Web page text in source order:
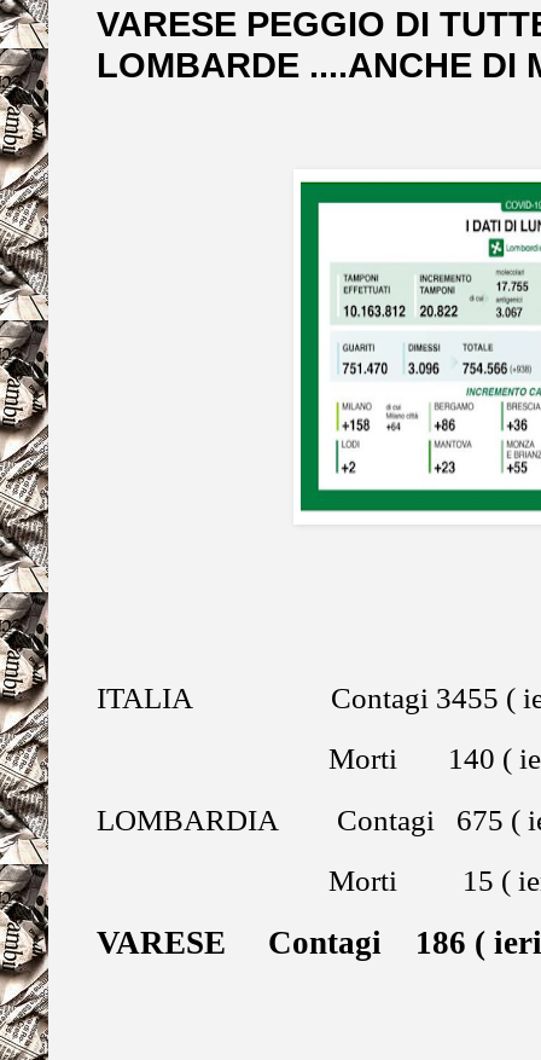
VARESE PEGGIO DI
LOMBARDE ....ANCHE DI
ITALIA Contagi 3455 ( ieri
Morti 140 ( ieri
LOMBARDIA Contagi 675 (
Morti 15 ( ieri
VARESE Contagi 186 (